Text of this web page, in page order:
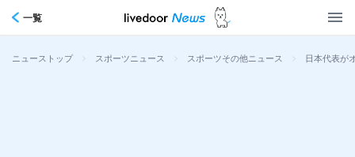
一覧
ニューストップ > スポーツニュース > スポーツその他ニュース > 日本代表が